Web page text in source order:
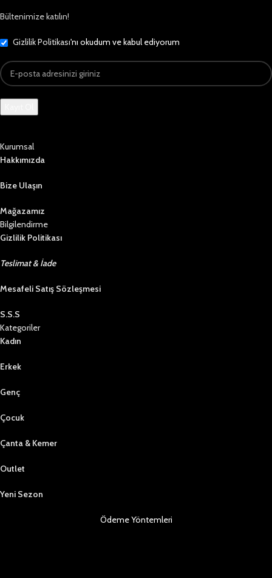
Bültenimize katılın!
Gizlilik Politikası'nı okudum ve kabul ediyorum
Kurumsal
Hakkımızda
Bize Ulaşın
Mağazamız
Bilgilendirme
Gizlilik Politikası
Teslimat & İade
Mesafeli Satış Sözleşmesi
S.S.S
Kategoriler
Kadın
Erkek
Genç
Çocuk
Çanta & Kemer
Outlet
Yeni Sezon
Ödeme Yöntemleri